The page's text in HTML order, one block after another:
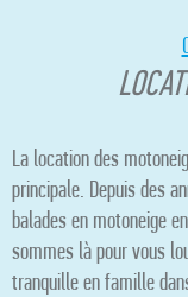
La location des
principale. Depuis des
balades en motoneige
sommes là pour vous
tranquille en famille